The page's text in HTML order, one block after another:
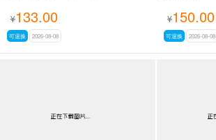
¥133.00
可退换 2026-08-08
¥150.00
可退换 2026-08-08